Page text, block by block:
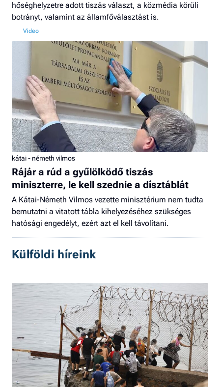
hőséghelyzetre adott tiszás választ, a közmédia körüli
botrányt, valamint az államfőválasztást is.
kátai - németh vilmos
Rájár a rúd a gyűlölködő tiszás
miniszterre, le kell szednie a dísztáblát
A Kátai-Németh Vilmos vezette minisztérium nem tudta
bemutatni a vitatott tábla kihelyezéséhez szükséges
hatósági engedélyt, ezért azt el kell távolítani.
Külföldi híreink